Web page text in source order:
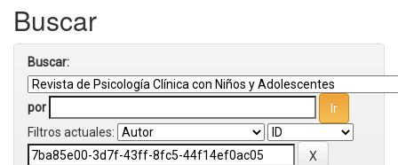
Buscar
Buscar:
por
Filtros actuales: